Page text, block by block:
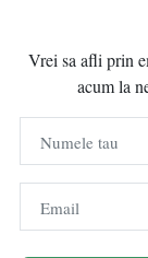
Vrei sa afli prin
acum la
Numele tau
Email